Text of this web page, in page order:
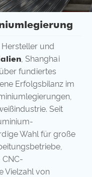
und
, Shanghai
fundiertes
Erfolgsbilanz im
Seit
Wahl für große
Vielzahl von